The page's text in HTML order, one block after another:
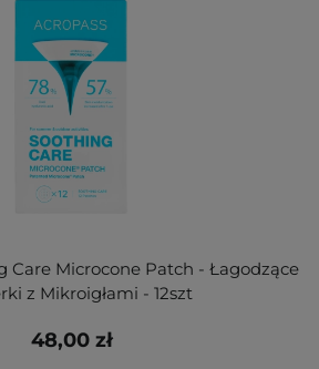
Care Microcone Patch - Łagodzące
z Mikroigłami - 12szt
48,00 zł